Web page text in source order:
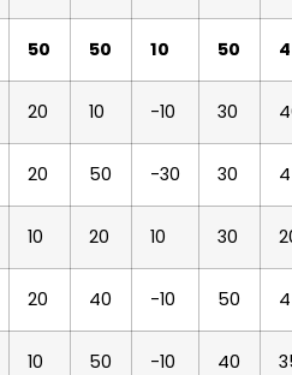
50 50 10 50
20 10 -10 30
20 50 -30 30
10 20 10 30
20 40 -10 50
10 50 -10 40